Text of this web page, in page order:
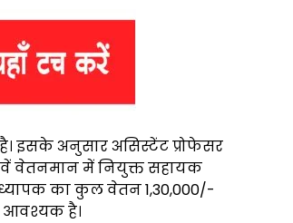
इसके अनुसार असिस्टेंट प्रोफेसर
वेतनमान में नियुक्त सहायक
का कुल वेतन 1,30,000/-
आवश्यक है।